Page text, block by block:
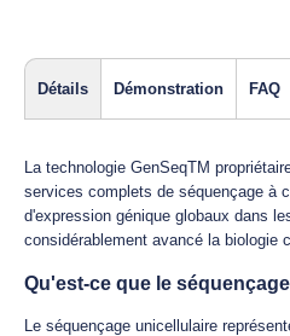
Détails Démonstration FAQ
La technologie GenSeqTM
services complets de séquençage à
d'expression génique globaux dans
considérablement avancé la biologie
Qu'est-ce que le
Le séquençage unicellulaire